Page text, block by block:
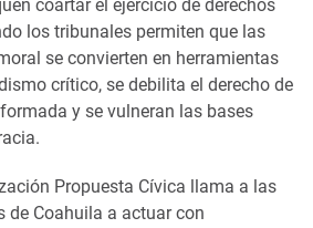
coartar el ejercicio de derechos
los tribunales permiten que las
se convierten en herramientas
crítico, se debilita el derecho de
y se vulneran las bases
Propuesta Cívica llama a las
de Coahuila a actuar con